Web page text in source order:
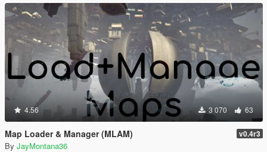
4.56 3 070 63
Map Loader & Manager (MLAM) v0.4r3
By JayMontana36